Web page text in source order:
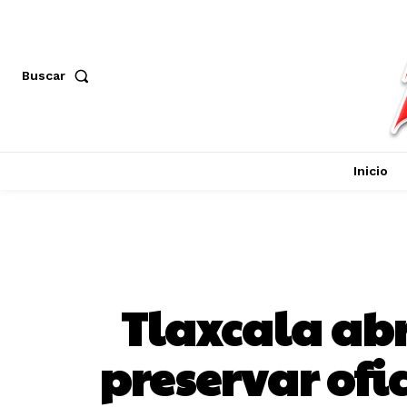
Buscar
Inicio
Tlaxcala
preservar